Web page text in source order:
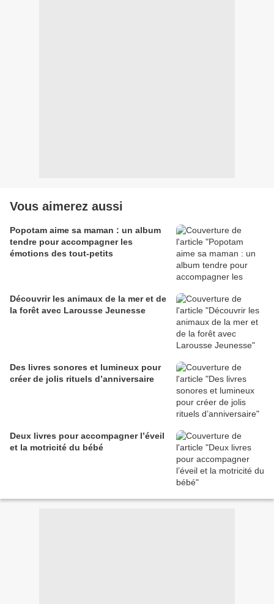
Vous aimerez aussi
Popotam aime sa maman : un album
tendre pour accompagner les
émotions des tout-petits
Découvrir les animaux de la mer et de
la forêt avec Larousse Jeunesse
Des livres sonores et lumineux pour
créer de jolis rituels d’anniversaire
Deux livres pour accompagner l’éveil
et la motricité du bébé